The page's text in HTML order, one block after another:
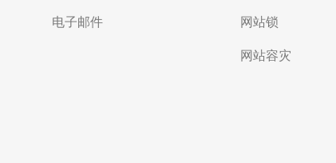
电子邮件 网站锁
网站容灾